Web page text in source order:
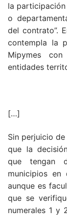
la
o
del contrato”.
contempla la
Mipymes
entidades
[…]
Sin perjuicio
que la
que tengan
municipios en
aunque es
que se
numerales 1 y